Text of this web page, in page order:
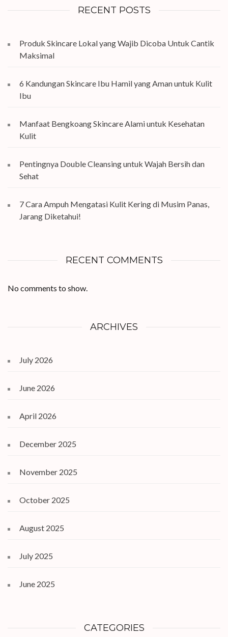
RECENT POSTS
Produk Skincare Lokal yang Wajib Dicoba Untuk Cantik
Maksimal
6 Kandungan Skincare Ibu Hamil yang Aman untuk Kulit
Ibu
Manfaat Bengkoang Skincare Alami untuk Kesehatan
Kulit
Pentingnya Double Cleansing untuk Wajah Bersih dan
Sehat
7 Cara Ampuh Mengatasi Kulit Kering di Musim Panas,
Jarang Diketahui!
RECENT COMMENTS
No comments to show.
ARCHIVES
July 2026
June 2026
April 2026
December 2025
November 2025
October 2025
August 2025
July 2025
June 2025
CATEGORIES